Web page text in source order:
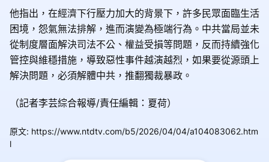
他指出，在經濟下行壓力加大的背景下，許多民眾面臨生活
困境，怨氣無法排解，進而演變為極端行為。中共當局並未
從制度層面解決司法不公、權益受損等問題，反而持續強化
管控與維穩措施，導致惡性事件越演越烈，如果要從源頭上
解決問題，必須解體中共，推翻獨裁暴政。
（記者李芸綜合報導/責任編輯：夏荷）
原文: https://www.ntdtv.com/b5/2026/04/04/a104083062.htm
l